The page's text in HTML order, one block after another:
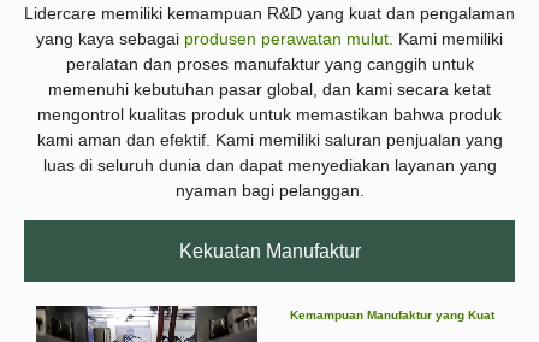
Lidercare memiliki kemampuan R&D yang kuat dan pengalaman
yang kaya sebagai produsen perawatan mulut. Kami memiliki
peralatan dan proses manufaktur yang canggih untuk
memenuhi kebutuhan pasar global, dan kami secara ketat
mengontrol kualitas produk untuk memastikan bahwa produk
kami aman dan efektif. Kami memiliki saluran penjualan yang
luas di seluruh dunia dan dapat menyediakan layanan yang
nyaman bagi pelanggan.
Kekuatan Manufaktur
Kemampuan Manufaktur yang Kuat